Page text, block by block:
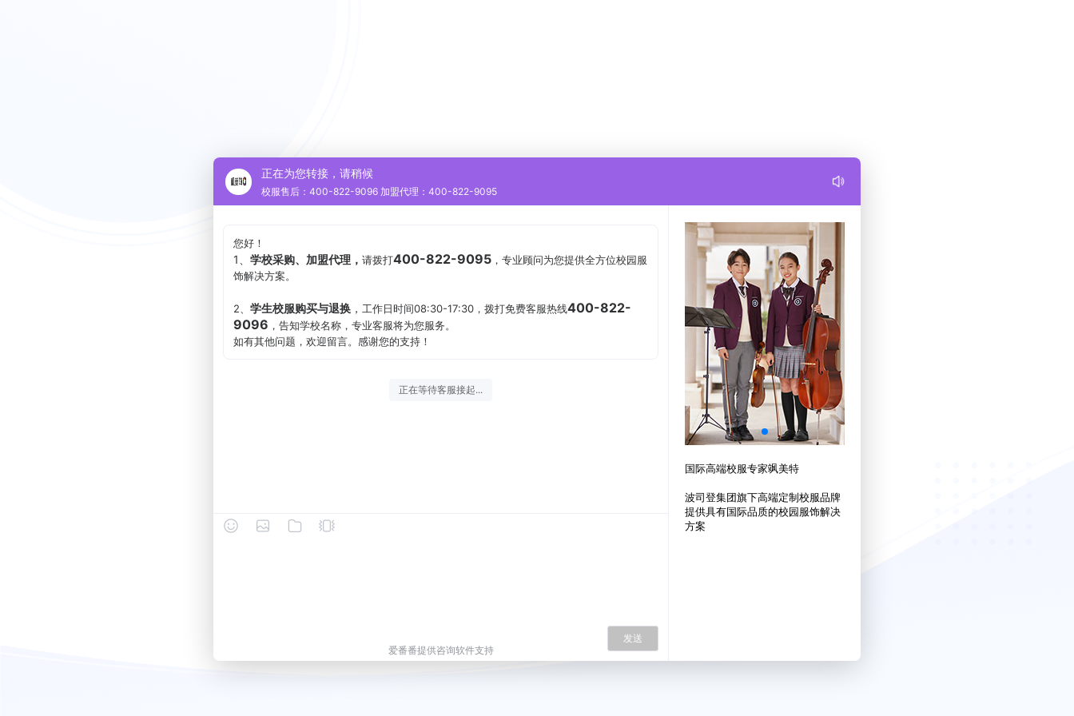
正在为您转接，请稍候
校服售后：400-822-9096 加盟代理：400-822-9095
您好！
1、 学校采购、加盟代理， 请拨打400-822-9095 ，专业顾问为您提供全方位校园服
饰解决方案。
2、 学生校服购买与退换 ， 工作日时间08:30-17:30，拨打免费客服热线400-822-
9096 ，告知学校名称，专业客服将为您服务。
如有其他问题，欢迎留言。感谢您的支持！
正在等待客服接起...
发送
国际高端校服专家飒美特
波司登集团旗下高端定制校服品牌
提供具有国际品质的校园服饰解决
方案